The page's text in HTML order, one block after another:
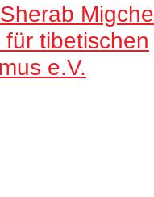
Sherab
tibetischen
e.V.